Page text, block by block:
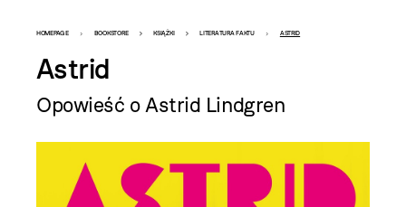
Bookstore
-
szablon
szczegóły
HOMEPAGE BOOKSTORE KSIĄŻKI LITERATURA FAKTU ASTRID
Astrid
Opowieść o Astrid Lindgren